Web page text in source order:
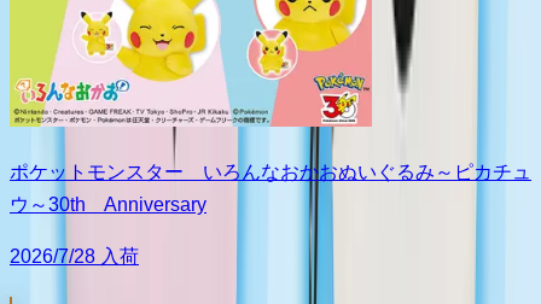
ポケットモンスター いろんなおかおぬいぐるみ～ピカチュ
ウ～30th Anniversary
2026/7/28 入荷